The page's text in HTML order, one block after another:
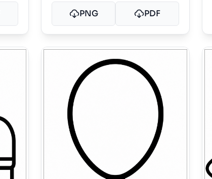
PNG PDF